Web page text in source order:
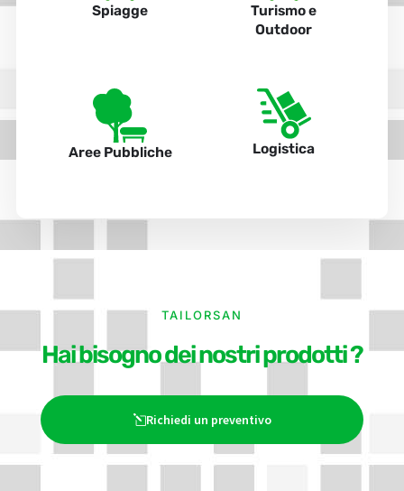
Spiagge
Turismo e
Outdoor
Aree Pubbliche Logistica
TAILORSAN
Hai bisogno dei nostri prodotti ?
Richiedi un preventivo